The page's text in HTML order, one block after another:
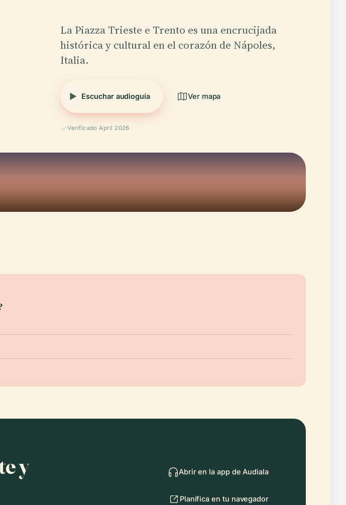
La Piazza Trieste e Trento es una encrucijada
histórica y cultural en el corazón de Nápoles,
Italia.
Escuchar audioguía Ver mapa
Verificado April 2026
y Abrir en la app de Audiala
Planifica en tu navegador